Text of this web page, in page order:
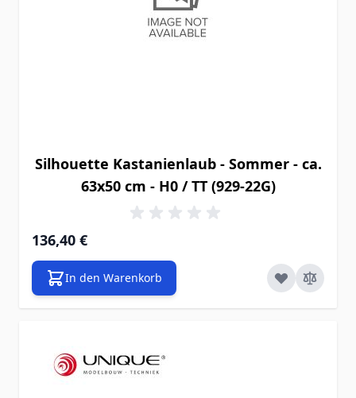
Silhouette Kastanienlaub - Sommer - ca.
63x50 cm - H0 / TT (929-22G)
136,40 €
In den Warenkorb